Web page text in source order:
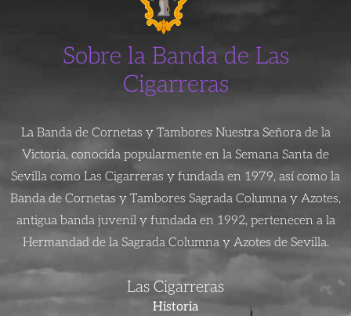
Sobre la Banda de Las
Cigarreras
La Banda de Cornetas y Tambores Nuestra Señora de la
Victoria, conocida popularmente en la Semana Santa de
Sevilla como Las Cigarreras y fundada en 1979, así como la
Banda de Cornetas y Tambores Sagrada Columna y Azotes,
antigua banda juvenil y fundada en 1992, pertenecen a la
Hermandad de la Sagrada Columna y Azotes de Sevilla.
Las Cigarreras
Historia